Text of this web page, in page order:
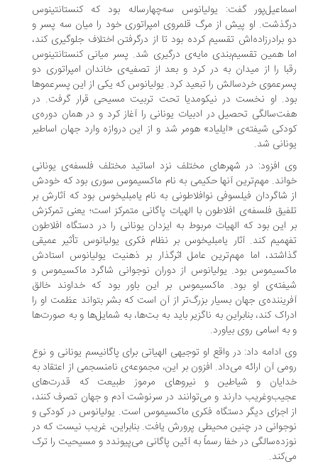
گفت: یولیانوس سه‌چهارساله بود که کنستانتینوس
او پیش از مرگ قلمروی امپراتوری خود را میان سه پسر و
برادرزاده‌اش تقسیم کرده بود تا از درگرفتن اختلاف جلوگیری کند،
همین تقسیم‌بندی مایه‌ی درگیری شد. پسر میانی کنستانتینوس
را از میدان به در کرد و بعد از تصفیه‌ی خاندان امپراتوری دو
خردسالش را تبعید کرد. یولیانوس که یکی از این پسرعموها
او نخست در نیکومدیا تحت تربیت مسیحی قرار گرفت. در
تحصیل در ادبیات یونانی را آغاز کرد و در همان دوره‌ی
شیفته‌ی «ایلیاد» هومر شد و از این دروازه وارد جهان اساطیر
شد.
افزود: در شهرهای مختلف نزد اساتید مختلف فلسفه‌ی یونانی
مهم‌ترین آنها حکیمی به نام ماکسیموس سوری بود که خودش
شاگردان فیلسوفی نوافلاطونی به نام یامبلیخوس بود که آثارش بر
فلسفه‌ی افلاطون با الهیات پاگانی متمرکز است؛ یعنی تمرکزش
این بود که الهیات مربوط به ایزدان یونانی را در دستگاه افلاطون
کند. آثار یامبلیخوس بر نظام فکری یولیانوس تأثیر عمیقی
اما مهم‌ترین عامل اثرگذار بر ذهنیت یولیانوس استادش
بود. یولیانوس از دوران نوجوانی شاگرد ماکسیموس و
او بود. ماکسیموس بر این باور بود که خداوند خالق
جهان بسیار بزرگ‌تر از آن است که بشر بتواند عظمت او را
کند، بنابراین به ناگزیر باید به بت‌ها، به شمایل‌ها و به صورت‌ها
اسامی روی بیاورد.
ادامه داد: در واقع او توجیهی الهیاتی برای پاگانیسم یونانی و نوع
آن ارائه می‌داد. افزون بر این، مجموعه‌ی نامنسجمی از اعتقاد به
و شیاطین و نیروهای مرموز طبیعت که قدرت‌های
دارند و می‌توانند در سرنوشت آدم و جهان تصرف کنند،
اجزای دیگر دستگاه فکری ماکسیموس است. یولیانوس در کودکی و
در چنین محیطی پرورش یافت. بنابراین، غریب نیست که در
در خفا رسماً به آئین پاگانی می‌پیوندد و مسیحیت را ترک